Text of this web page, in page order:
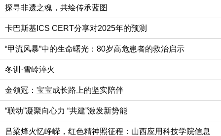
探寻非遗之魂，共绘传承蓝图
卡巴斯基ICS CERT分享对2025年的预测
“甲流风暴”中的生命曙光：80岁高危患者的救治启示
冬训·雪岭淬火
金领冠：宝宝成长路上的坚实陪伴
“联动”凝聚向心力 “共建”激发新势能
吕梁烽火忆峥嵘，红色精神照征程：山西应用科技学院信息